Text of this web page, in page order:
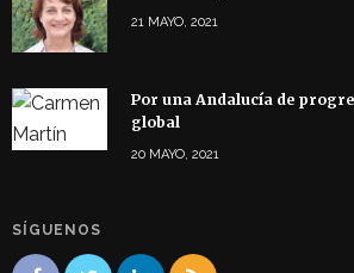
21 MAYO, 2021
Por una Andalucía de
global
20 MAYO, 2021
SÍGUENOS